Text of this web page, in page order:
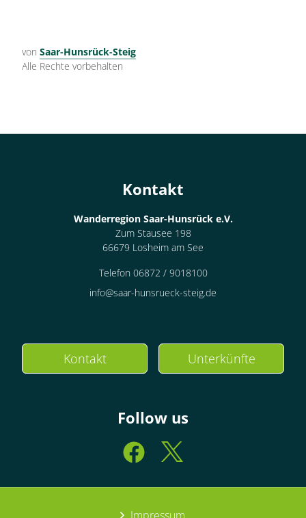
von Saar-Hunsrück-Steig
Alle Rechte vorbehalten
Kontakt
Wanderregion Saar-Hunsrück e.V.
Zum Stausee 198
66679 Losheim am See
Telefon 06872 / 9018100
info@saar-hunsrueck-steig.de
Kontakt Unterkünfte
Follow us